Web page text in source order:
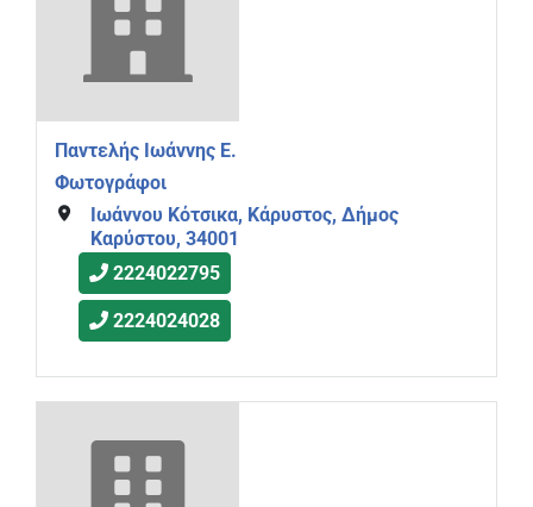
Παντελής Ιωάννης Ε.
Φωτογράφοι
Ιωάννου Κότσικα, Κάρυστος, Δήμος
Καρύστου, 34001
2224022795
2224024028